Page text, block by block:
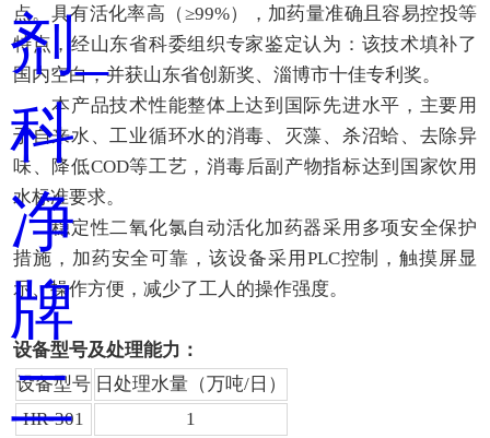
点。具有活化率高（≥99%），加药量准确且容易控投等
特点，经山东省科委组织专家鉴定认为：该技术填补了
国内空白，并获山东省创新奖、淄博市十佳专利奖。
本产品技术性能整体上达到国际先进水平，主要用
于自来水、工业循环水的消毒、灭藻、杀沼蛤、去除异
味、降低COD等工艺，消毒后副产物指标达到国家饮用
水标准要求。
稳定性二氧化氯自动活化加药器采用多项安全保护
措施，加药安全可靠，该设备采用PLC控制，触摸屏显
示、操作方便，减少了工人的操作强度。
设备型号及处理能力：
设备型号 日处理水量（万吨/日）
HR-301
1